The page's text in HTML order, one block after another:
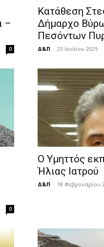
–
0
Κατάθεση
Δήμαρχο
Πεσόντων
Δ&Π - 25 Ιουλίου 2025
0
O Υμηττός
Ήλιας Ιατρού
Δ&Π - 18 Φεβρουαρίου